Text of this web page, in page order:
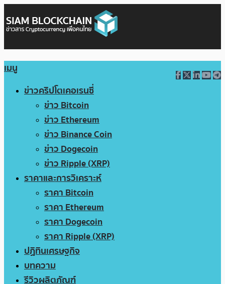
เมนู
ข่าวคริปโตเคอเรนซี่
ข่าว Bitcoin
ข่าว Ethereum
ข่าว Binance Coin
ข่าว Dogecoin
ข่าว Ripple (XRP)
ราคาและการวิเคราะห์
ราคา Bitcoin
ราคา Ethereum
ราคา Dogecoin
ราคา Ripple (XRP)
ปฏิทินเศรษฐกิจ
บทความ
รีวิวผลิตภัณฑ์